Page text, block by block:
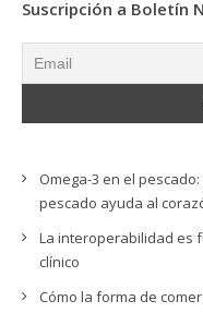
Suscripción a Boletín
Omega-3 en el
pescado ayuda al
La interoperabilidad es
clínico
Cómo la forma de